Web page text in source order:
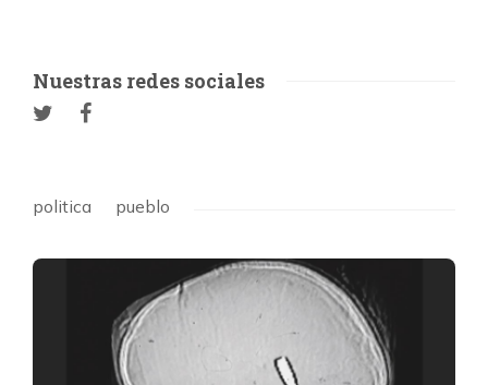
Nuestras redes sociales
politica pueblo